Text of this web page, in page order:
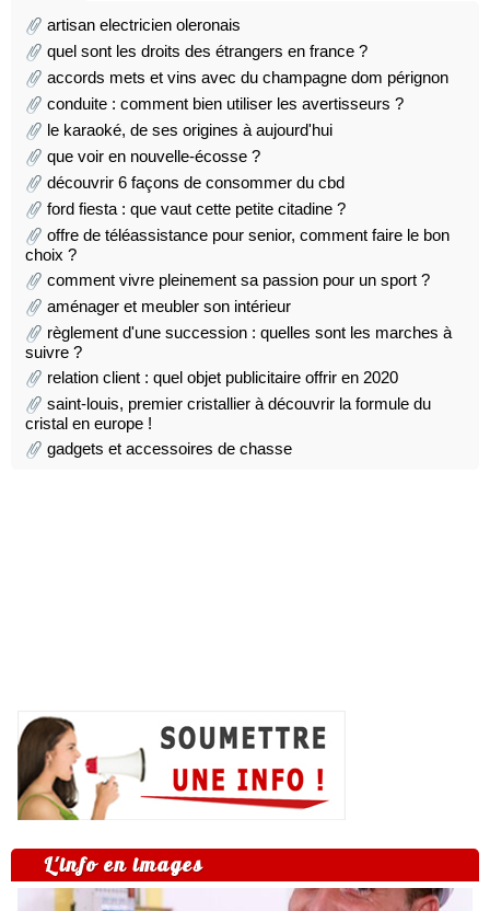
artisan electricien oleronais
quel sont les droits des étrangers en france ?
accords mets et vins avec du champagne dom pérignon
conduite : comment bien utiliser les avertisseurs ?
le karaoké, de ses origines à aujourd'hui
que voir en nouvelle-écosse ?
découvrir 6 façons de consommer du cbd
ford fiesta : que vaut cette petite citadine ?
offre de téléassistance pour senior, comment faire le bon
choix ?
comment vivre pleinement sa passion pour un sport ?
aménager et meubler son intérieur
règlement d'une succession : quelles sont les marches à
suivre ?
relation client : quel objet publicitaire offrir en 2020
saint-louis, premier cristallier à découvrir la formule du
cristal en europe !
gadgets et accessoires de chasse
L'info en images